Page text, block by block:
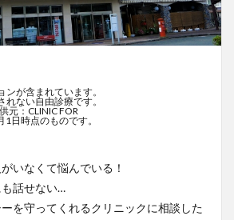
が含まれています。
ない自由診療です。
元：CLINIC FOR
日時点のものです。
いなくて悩んでいる！
話せない…
を守ってくれるクリニックに相談した